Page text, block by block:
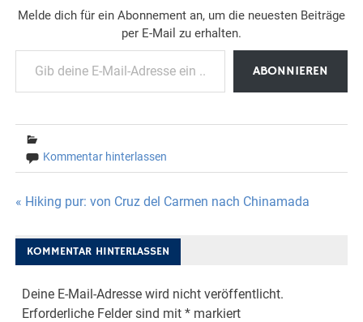
Melde dich für ein Abonnement an, um die neuesten Beiträge
per E-Mail zu erhalten.
Gib deine E-Mail-Adresse ein ...
ABONNIEREN
Kommentar hinterlassen
Beitragsnavigation
« Hiking pur: von Cruz del Carmen nach Chinamada
KOMMENTAR HINTERLASSEN
Deine E-Mail-Adresse wird nicht veröffentlicht.
Erforderliche Felder sind mit* markiert